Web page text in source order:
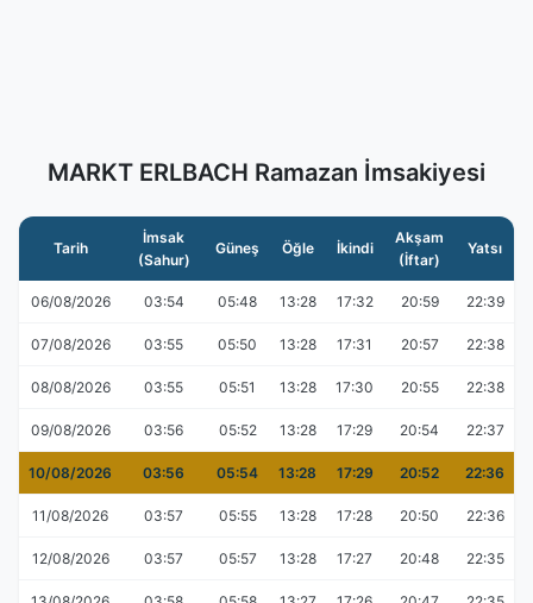
MARKT ERLBACH Ramazan İmsakiyesi
Tarih
İmsak
(Sahur)
Güneş Öğle İkindi
Akşam
(İftar)
Yatsı
06/08/2026 03:54 05:48 13:28 17:32 20:59 22:39
07/08/2026 03:55 05:50 13:28 17:31 20:57 22:38
08/08/2026 03:55 05:51 13:28 17:30 20:55 22:38
09/08/2026 03:56 05:52 13:28 17:29 20:54 22:37
10/08/2026 03:56 05:54 13:28 17:29 20:52 22:36
11/08/2026 03:57 05:55 13:28 17:28 20:50 22:36
12/08/2026 03:57 05:57 13:28 17:27 20:48 22:35